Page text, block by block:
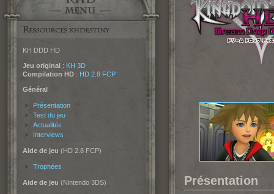
KH DDD HD
Jeu original : KH 3D
Compilation HD : HD 2.8 FCP
Général
Présentation
Test du jeu
Actualités
Interviews
Aide de jeu (HD 2.8 FCP)
Trophées
Aide de jeu (Nintendo 3DS)
Présentation